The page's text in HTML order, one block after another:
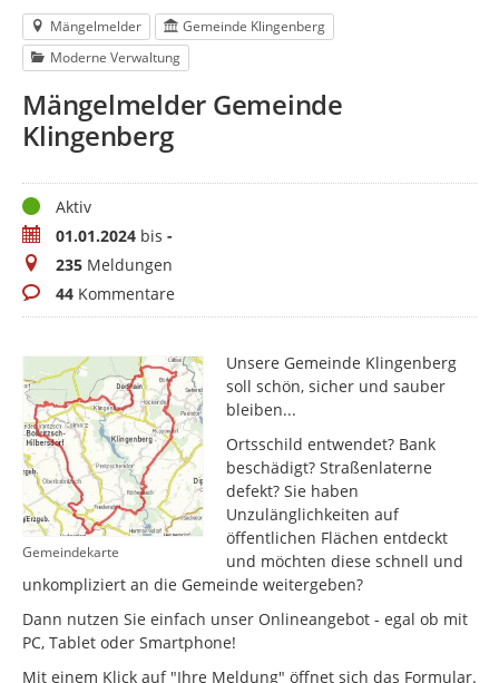
Mängelmelder
Gemeinde Klingenberg
Moderne Verwaltung
Mängelmelder Gemeinde
Klingenberg
StatusAktiv
Zeitraum01.01.2024 bis -
Meldungen
235 Meldungen
Kommentare
44 Kommentare
Gemeindekarte
Unsere Gemeinde Klingenberg
soll schön, sicher und sauber
bleiben...
Ortsschild entwendet? Bank
beschädigt? Straßenlaterne
defekt? Sie haben
Unzulänglichkeiten auf
öffentlichen Flächen entdeckt
und möchten diese schnell und
unkompliziert an die Gemeinde weitergeben?
Dann nutzen Sie einfach unser Onlineangebot - egal ob mit
PC, Tablet oder Smartphone!
Mit einem Klick auf "Ihre Meldung" öffnet sich das Formular.